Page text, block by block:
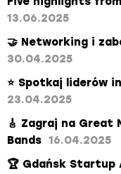
13.06.2025
🤝 Networking i
30.04.2025
⭐ Spotkaj liderów
23.04.2025
🎸 Zagraj na
Bands 16.04.2025
​🏆 Gdańsk Startup